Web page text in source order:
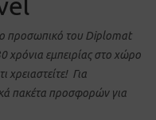
προσωπικό του Diplomat
χρόνια εμπειρίας στο χώρο
χρειαστείτε! Για
πακέτα προσφορών για